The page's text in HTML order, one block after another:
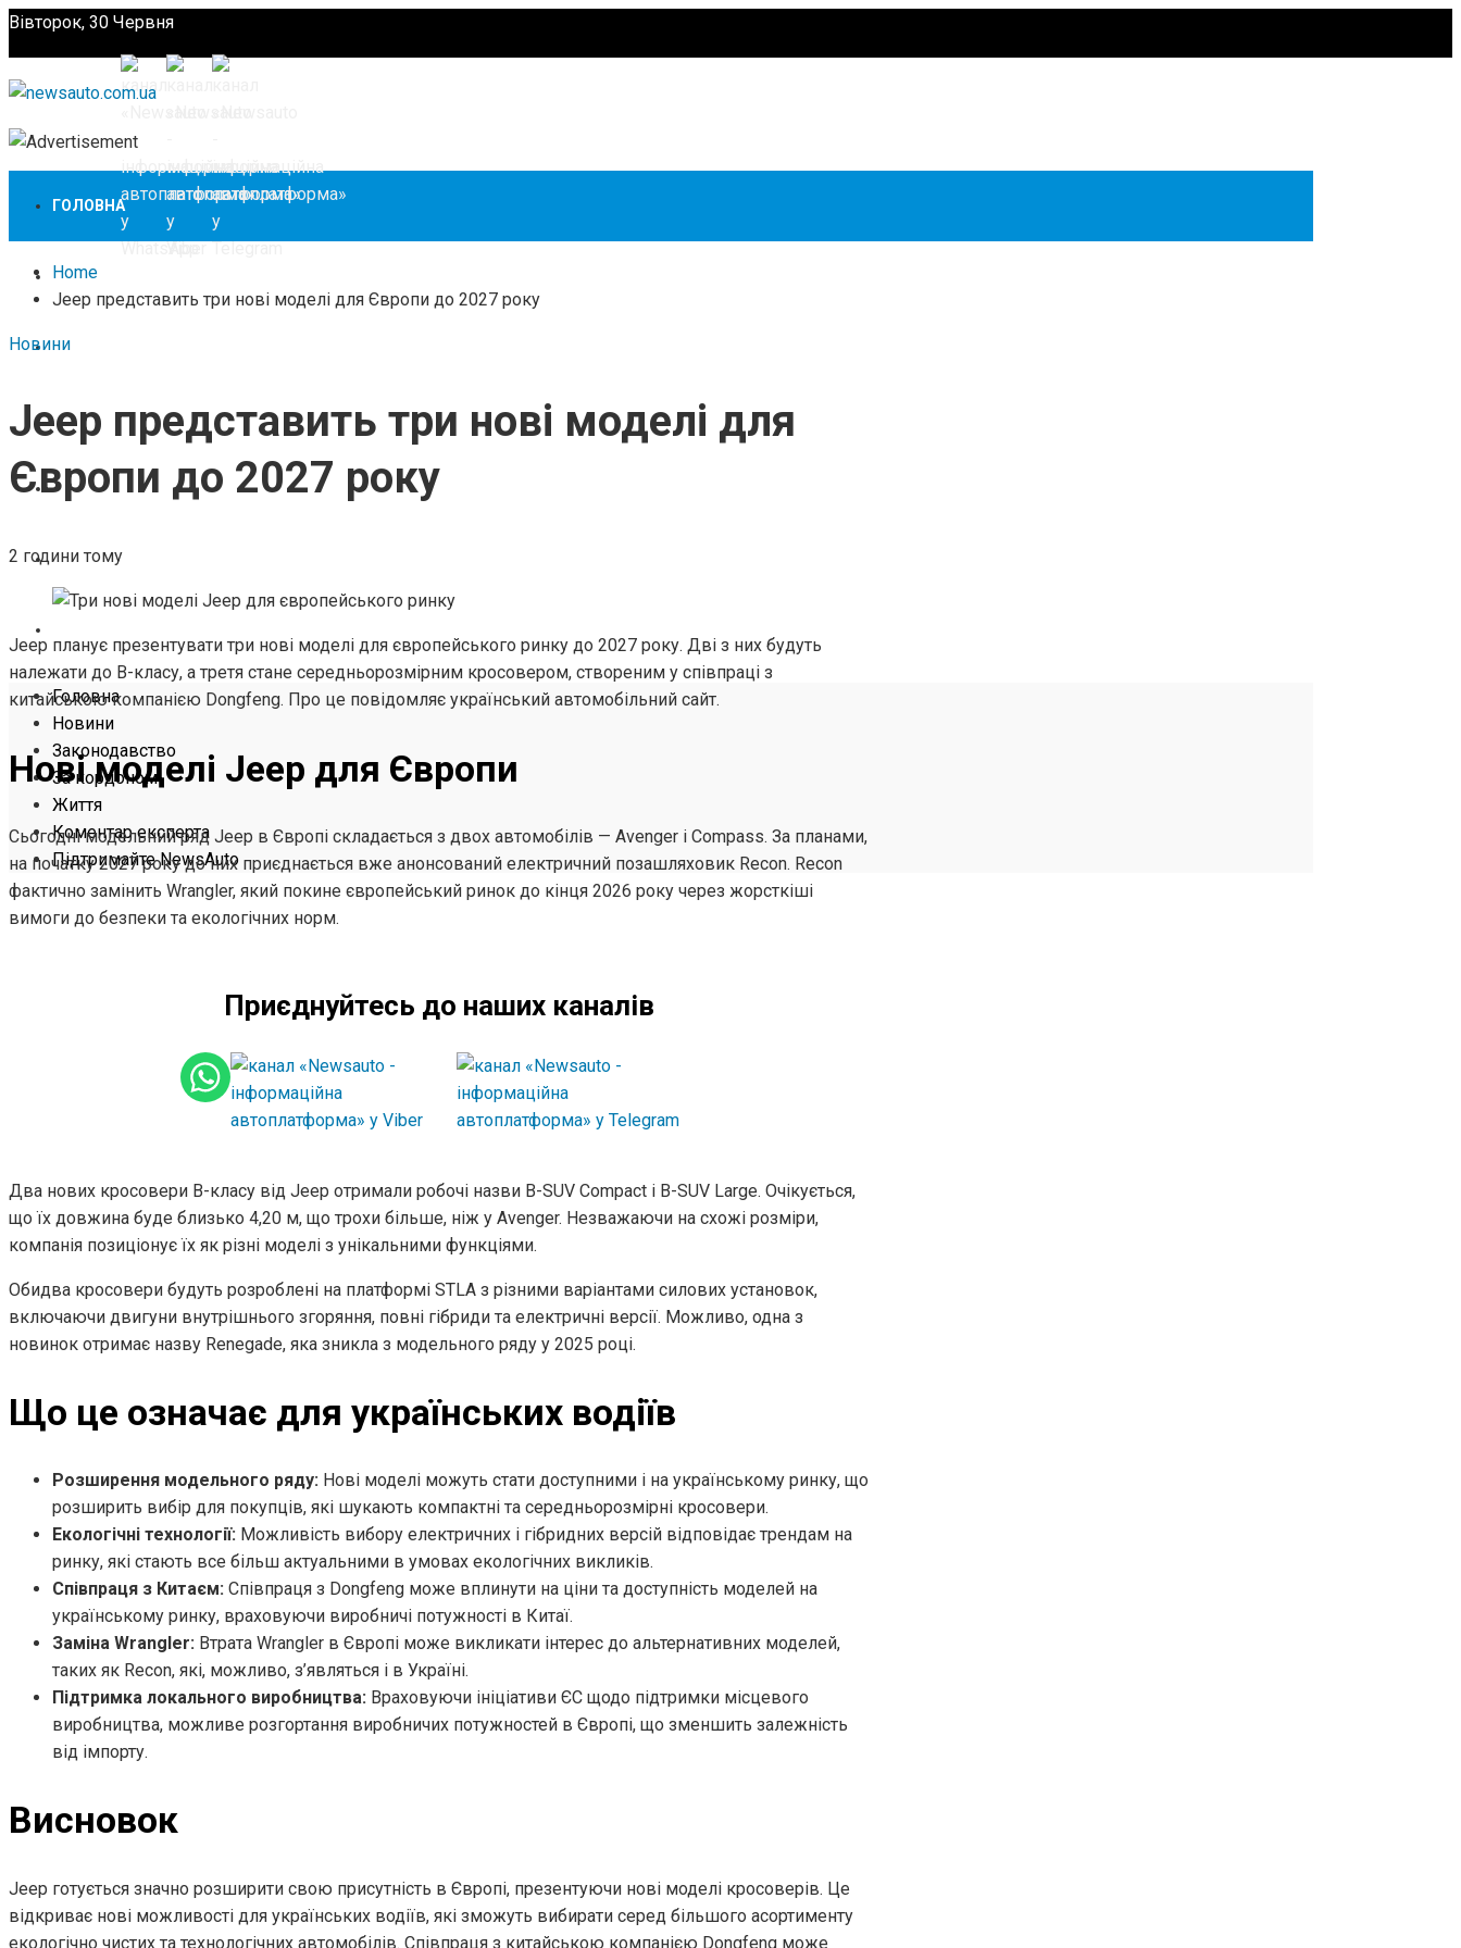
Вівторок, 30 Червня
ГОЛОВНА
НОВИНИ
ЗАКОНОДАВСТВО
ЗА КОРДОНОМ
ЖИТТЯ
КОМЕНТАР ЕКСПЕРТА
Головна
Новини
Законодавство
За кордоном
Життя
Коментар експерта
Підтримайте NewsAuto
Home
Jeep представить три нові моделі для Європи до 2027 року
Новини
Jeep представить три нові моделі для
Європи до 2027 року
2 години тому
Jeep планує презентувати три нові моделі для європейського ринку до 2027 року. Дві з них будуть
належати до B-класу, а третя стане середньорозмірним кросовером, створеним у співпраці з
китайською компанією Dongfeng. Про це повідомляє український автомобільний сайт.
Нові моделі Jeep для Європи
Сьогодні модельний ряд Jeep в Європі складається з двох автомобілів — Avenger і Compass. За планами,
на початку 2027 року до них приєднається вже анонсований електричний позашляховик Recon. Recon
фактично замінить Wrangler, який покине європейський ринок до кінця 2026 року через жорсткіші
вимоги до безпеки та екологічних норм.
Приєднуйтесь до наших каналів
Два нових кросовери B-класу від Jeep отримали робочі назви B-SUV Compact і B-SUV Large. Очікується,
що їх довжина буде близько 4,20 м, що трохи більше, ніж у Avenger. Незважаючи на схожі розміри,
компанія позиціонує їх як різні моделі з унікальними функціями.
Обидва кросовери будуть розроблені на платформі STLA з різними варіантами силових установок,
включаючи двигуни внутрішнього згоряння, повні гібриди та електричні версії. Можливо, одна з
новинок отримає назву Renegade, яка зникла з модельного ряду у 2025 році.
Що це означає для українських водіїв
Розширення модельного ряду: Нові моделі можуть стати доступними і на українському ринку, що
розширить вибір для покупців, які шукають компактні та середньорозмірні кросовери.
Екологічні технології: Можливість вибору електричних і гібридних версій відповідає трендам на
ринку, які стають все більш актуальними в умовах екологічних викликів.
Співпраця з Китаєм: Співпраця з Dongfeng може вплинути на ціни та доступність моделей на
українському ринку, враховуючи виробничі потужності в Китаї.
Заміна Wrangler: Втрата Wrangler в Європі може викликати інтерес до альтернативних моделей,
таких як Recon, які, можливо, з’являться і в Україні.
Підтримка локального виробництва: Враховуючи ініціативи ЄС щодо підтримки місцевого
виробництва, можливе розгортання виробничих потужностей в Європі, що зменшить залежність
від імпорту.
Висновок
Jeep готується значно розширити свою присутність в Європі, презентуючи нові моделі кросоверів. Це
відкриває нові можливості для українських водіїв, які зможуть вибирати серед більшого асортименту
екологічно чистих та технологічних автомобілів. Співпраця з китайською компанією Dongfeng може